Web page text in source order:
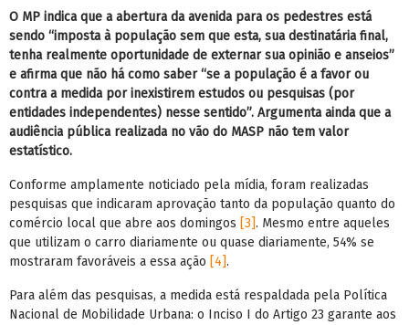
O MP indica que a abertura da avenida para os pedestres está
sendo “imposta à população sem que esta, sua destinatária final,
tenha realmente oportunidade de externar sua opinião e anseios”
e afirma que não há como saber “se a população é a favor ou
contra a medida por inexistirem estudos ou pesquisas (por
entidades independentes) nesse sentido”. Argumenta ainda que a
audiência pública realizada no vão do MASP não tem valor
estatístico.
Conforme amplamente noticiado pela mídia, foram realizadas
pesquisas que indicaram aprovação tanto da população quanto do
comércio local que abre aos domingos [3]. Mesmo entre aqueles
que utilizam o carro diariamente ou quase diariamente, 54% se
mostraram favoráveis a essa ação [4].
Para além das pesquisas, a medida está respaldada pela Política
Nacional de Mobilidade Urbana: o Inciso I do Artigo 23 garante aos